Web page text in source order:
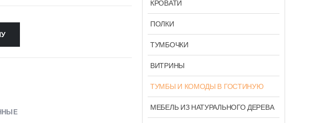
КРОВАТИ
ПОЛКИ
ТУМБОЧКИ
ВИТРИНЫ
ТУМБЫ И КОМОДЫ В ГОСТИНУЮ
МЕБЕЛЬ ИЗ НАТУРАЛЬНОГО ДЕРЕВА